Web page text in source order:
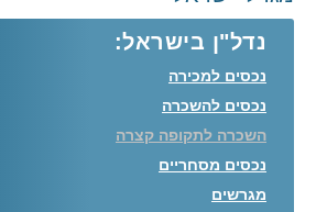
נדל"ן בישראל:
נכסים למכירה
נכסים להשכרה
השכרה לתקופה קצרה
נכסים מסחריים
מגרשים